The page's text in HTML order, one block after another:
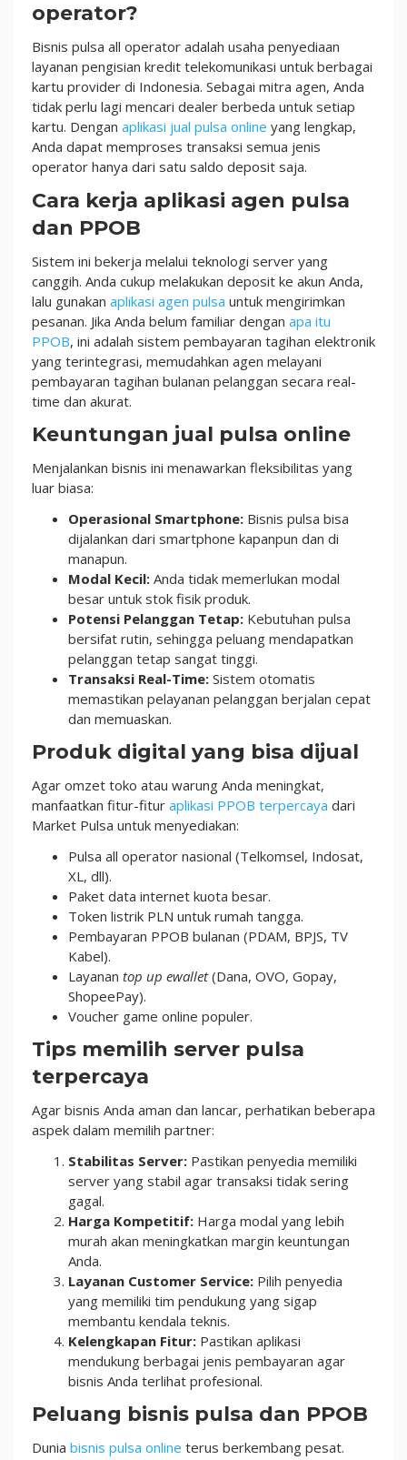
operator?
Bisnis pulsa all operator adalah usaha penyediaan
layanan pengisian kredit telekomunikasi untuk berbagai
kartu provider di Indonesia. Sebagai mitra agen, Anda
tidak perlu lagi mencari dealer berbeda untuk setiap
kartu. Dengan aplikasi jual pulsa online yang lengkap,
Anda dapat memproses transaksi semua jenis
operator hanya dari satu saldo deposit saja.
Cara kerja aplikasi agen pulsa
dan PPOB
Sistem ini bekerja melalui teknologi server yang
canggih. Anda cukup melakukan deposit ke akun Anda,
lalu gunakan aplikasi agen pulsa untuk mengirimkan
pesanan. Jika Anda belum familiar dengan apa itu
PPOB, ini adalah sistem pembayaran tagihan elektronik
yang terintegrasi, memudahkan agen melayani
pembayaran tagihan bulanan pelanggan secara real-
time dan akurat.
Keuntungan jual pulsa online
Menjalankan bisnis ini menawarkan fleksibilitas yang
luar biasa:
Operasional Smartphone: Bisnis pulsa bisa
dijalankan dari smartphone kapanpun dan di
manapun.
Modal Kecil: Anda tidak memerlukan modal
besar untuk stok fisik produk.
Potensi Pelanggan Tetap: Kebutuhan pulsa
bersifat rutin, sehingga peluang mendapatkan
pelanggan tetap sangat tinggi.
Transaksi Real-Time: Sistem otomatis
memastikan pelayanan pelanggan berjalan cepat
dan memuaskan.
Produk digital yang bisa dijual
Agar omzet toko atau warung Anda meningkat,
manfaatkan fitur-fitur aplikasi PPOB terpercaya dari
Market Pulsa untuk menyediakan:
Pulsa all operator nasional (Telkomsel, Indosat,
XL, dll).
Paket data internet kuota besar.
Token listrik PLN untuk rumah tangga.
Pembayaran PPOB bulanan (PDAM, BPJS, TV
Kabel).
Layanan top up ewallet(Dana, OVO, Gopay,
ShopeePay).
Voucher game online populer.
Tips memilih server pulsa
terpercaya
Agar bisnis Anda aman dan lancar, perhatikan beberapa
aspek dalam memilih partner:
Stabilitas Server: Pastikan penyedia memiliki
server yang stabil agar transaksi tidak sering
gagal.
Harga Kompetitif: Harga modal yang lebih
murah akan meningkatkan margin keuntungan
Anda.
Layanan Customer Service: Pilih penyedia
yang memiliki tim pendukung yang sigap
membantu kendala teknis.
Kelengkapan Fitur: Pastikan aplikasi
mendukung berbagai jenis pembayaran agar
bisnis Anda terlihat profesional.
Peluang bisnis pulsa dan PPOB
Dunia bisnis pulsa online terus berkembang pesat.